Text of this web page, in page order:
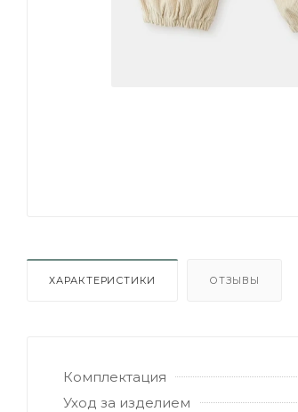
ХАРАКТЕРИСТИКИ ОТЗЫВЫ
Комплектация
Уход за изделием